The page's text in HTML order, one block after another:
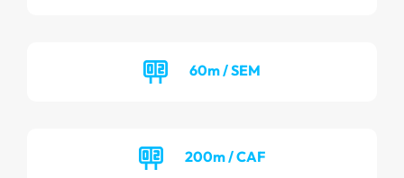
60m / SEM
200m / CAF